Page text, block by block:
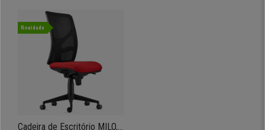
Novidade
Cadeira de Escritório MILO,